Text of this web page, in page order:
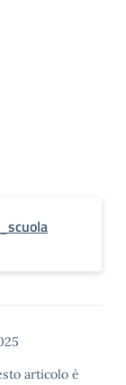
articolo è